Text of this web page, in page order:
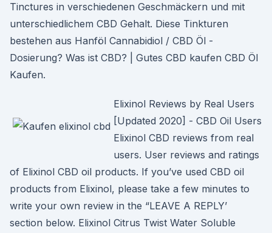
Tinctures in verschiedenen Geschmäckern und mit
unterschiedlichem CBD Gehalt. Diese Tinkturen
bestehen aus Hanföl Cannabidiol / CBD Öl -
Dosierung? Was ist CBD? | Gutes CBD kaufen CBD Öl
Kaufen.
Elixinol Reviews by Real Users
[Updated 2020] - CBD Oil Users
Elixinol CBD reviews from real
users. User reviews and ratings
of Elixinol CBD oil products. If you’ve used CBD oil
products from Elixinol, please take a few minutes to
write your own review in the “LEAVE A REPLY’
section below. Elixinol Citrus Twist Water Soluble